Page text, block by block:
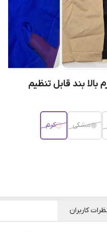
بالا بند قابل تنظیم
مشکی کرم
کاربران